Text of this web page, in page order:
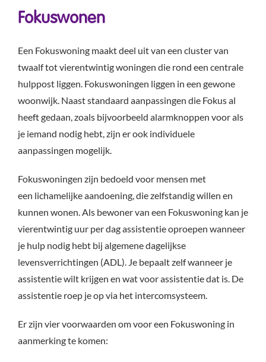
Fokuswonen
Een Fokuswoning maakt deel uit van een cluster van
twaalf tot vierentwintig woningen die rond een centrale
hulppost liggen. Fokuswoningen liggen in een gewone
woonwijk. Naast standaard aanpassingen die Fokus al
heeft gedaan, zoals bijvoorbeeld alarmknoppen voor als
je iemand nodig hebt, zijn er ook individuele
aanpassingen mogelijk.
Fokuswoningen zijn bedoeld voor mensen met
een lichamelijke aandoening, die zelfstandig willen en
kunnen wonen. Als bewoner van een Fokuswoning kan je
vierentwintig uur per dag assistentie oproepen wanneer
je hulp nodig hebt bij algemene dagelijkse
levensverrichtingen (ADL). Je bepaalt zelf wanneer je
assistentie wilt krijgen en wat voor assistentie dat is. De
assistentie roep je op via het intercomsysteem.
Er zijn vier voorwaarden om voor een Fokuswoning in
aanmerking te komen: